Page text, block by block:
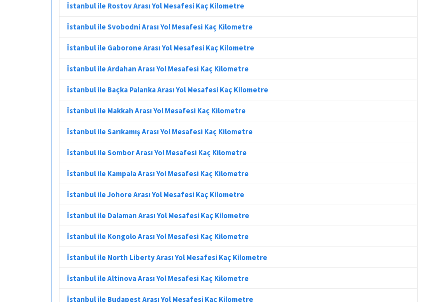
İstanbul ile Rostov Arası Yol Mesafesi Kaç Kilometre
İstanbul ile Svobodni Arası Yol Mesafesi Kaç Kilometre
İstanbul ile Gaborone Arası Yol Mesafesi Kaç Kilometre
İstanbul ile Ardahan Arası Yol Mesafesi Kaç Kilometre
İstanbul ile Baçka Palanka Arası Yol Mesafesi Kaç Kilometre
İstanbul ile Makkah Arası Yol Mesafesi Kaç Kilometre
İstanbul ile Sarıkamış Arası Yol Mesafesi Kaç Kilometre
İstanbul ile Sombor Arası Yol Mesafesi Kaç Kilometre
İstanbul ile Kampala Arası Yol Mesafesi Kaç Kilometre
İstanbul ile Johore Arası Yol Mesafesi Kaç Kilometre
İstanbul ile Dalaman Arası Yol Mesafesi Kaç Kilometre
İstanbul ile Kongolo Arası Yol Mesafesi Kaç Kilometre
İstanbul ile North Liberty Arası Yol Mesafesi Kaç Kilometre
İstanbul ile Altinova Arası Yol Mesafesi Kaç Kilometre
İstanbul ile Budapest Arası Yol Mesafesi Kaç Kilometre